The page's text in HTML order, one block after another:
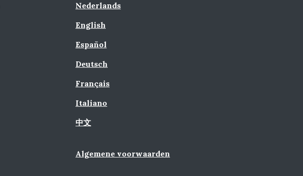
Nederlands
English
Español
Deutsch
Français
Italiano
中文
Algemene voorwaarden